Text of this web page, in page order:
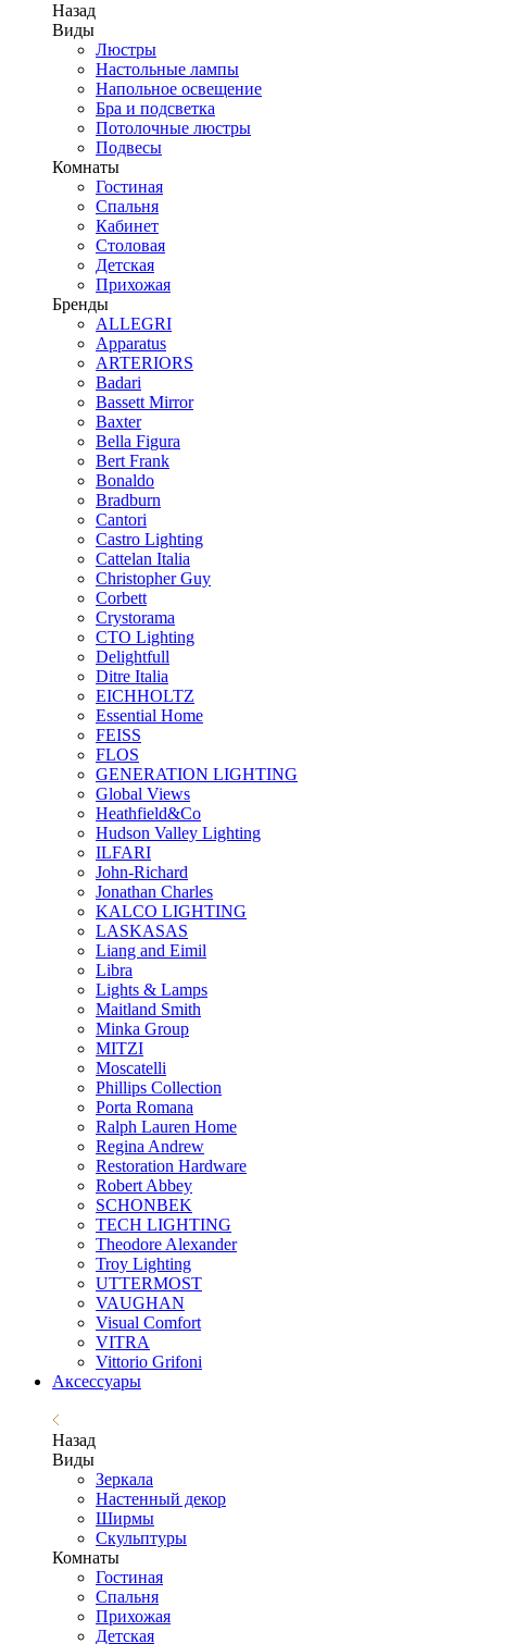
Назад
Виды
Люстры
Настольные лампы
Напольное освещение
Бра и подсветка
Потолочные люстры
Подвесы
Комнаты
Гостиная
Спальня
Кабинет
Столовая
Детская
Прихожая
Бренды
ALLEGRI
Apparatus
ARTERIORS
Badari
Bassett Mirror
Baxter
Bella Figura
Bert Frank
Bonaldo
Bradburn
Cantori
Castro Lighting
Cattelan Italia
Christopher Guy
Corbett
Crystorama
CTO Lighting
Delightfull
Ditre Italia
EICHHOLTZ
Essential Home
FEISS
FLOS
GENERATION LIGHTING
Global Views
Heathfield&Co
Hudson Valley Lighting
ILFARI
John-Richard
Jonathan Charles
KALCO LIGHTING
LASKASAS
Liang and Eimil
Libra
Lights & Lamps
Maitland Smith
Minka Group
MITZI
Moscatelli
Phillips Collection
Porta Romana
Ralph Lauren Home
Regina Andrew
Restoration Hardware
Robert Abbey
SCHONBEK
TECH LIGHTING
Theodore Alexander
Troy Lighting
UTTERMOST
VAUGHAN
Visual Comfort
VITRA
Vittorio Grifoni
Аксессуары
Назад
Виды
Зеркала
Настенный декор
Ширмы
Скульптуры
Комнаты
Гостиная
Спальня
Прихожая
Детская